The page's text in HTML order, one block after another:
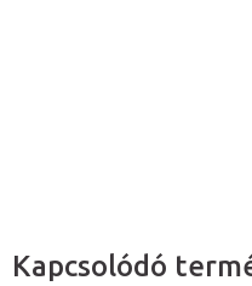
Kapcsolódó